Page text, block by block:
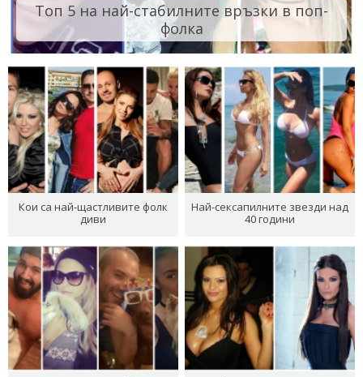
Топ 5 на най-стабилните връзки в поп-
фолка
Кои са най-щастливите фолк
диви
Най-сексапилните звезди над
40 години